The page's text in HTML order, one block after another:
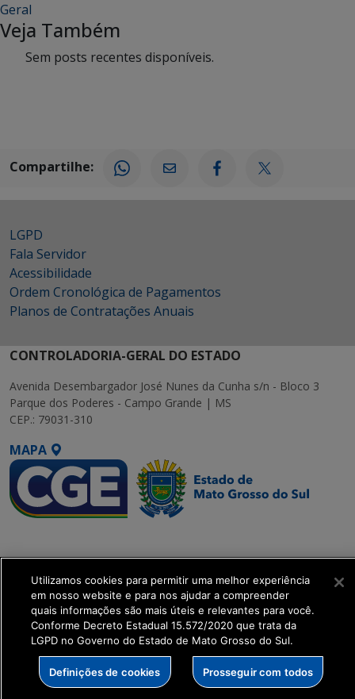
Geral
Veja Também
Sem posts recentes disponíveis.
Compartilhe:
LGPD
Fala Servidor
Acessibilidade
Ordem Cronológica de Pagamentos
Planos de Contratações Anuais
CONTROLADORIA-GERAL DO ESTADO
Avenida Desembargador José Nunes da Cunha s/n - Bloco 3
Parque dos Poderes - Campo Grande | MS
CEP.: 79031-310
MAPA
Executiva de
Transformação Digital
get_footer();
Utilizamos cookies para permitir uma melhor experiência
em nosso website e para nos ajudar a compreender
quais informações são mais úteis e relevantes para você.
Conforme Decreto Estadual 15.572/2020 que trata da
LGPD no Governo do Estado de Mato Grosso do Sul.
Definições de cookies Prosseguir com todos